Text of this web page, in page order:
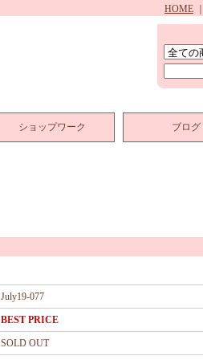
HOME
ショップワーク ブログ
July19-077
BEST PRICE
SOLD OUT